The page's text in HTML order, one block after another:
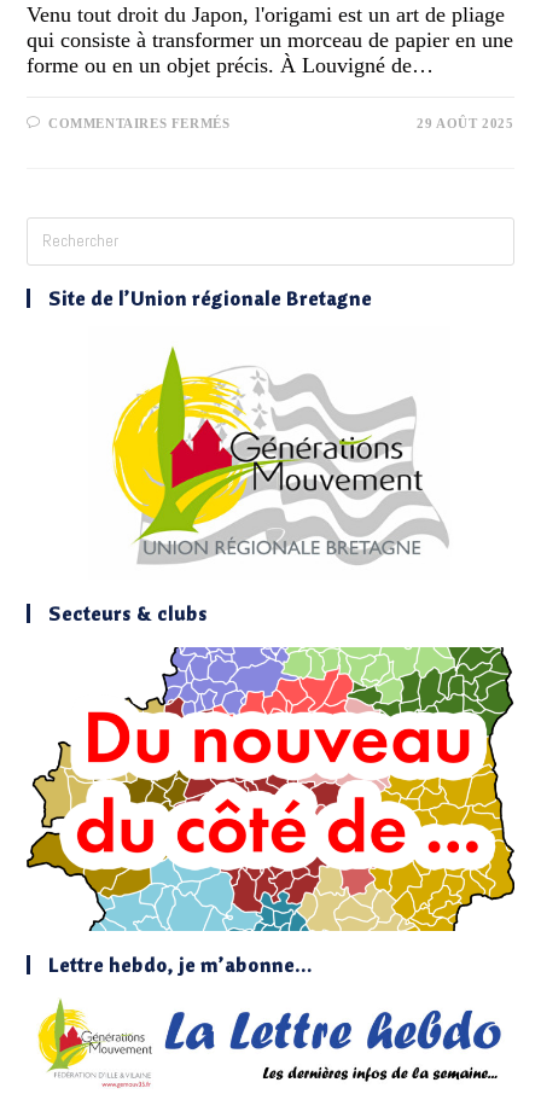
Venu tout droit du Japon, l'origami est un art de pliage
qui consiste à transformer un morceau de papier en une
forme ou en un objet précis. À Louvigné de…
COMMENTAIRES FERMÉS 29 AOÛT 2025
Site de l’Union régionale Bretagne
Secteurs & clubs
Lettre hebdo, je m’abonne…